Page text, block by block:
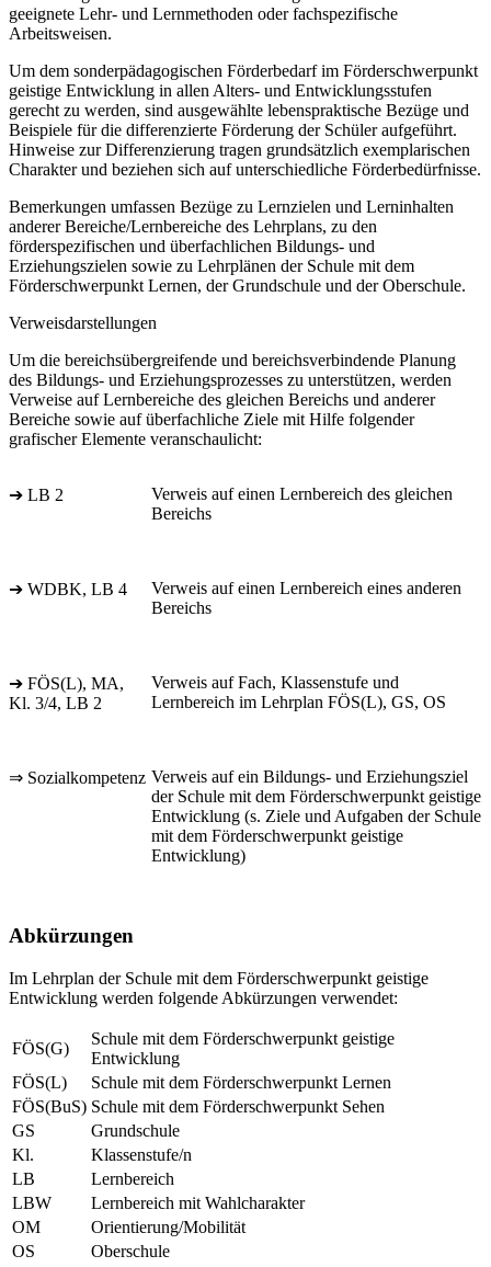
geeignete Lehr- und Lernmethoden oder fachspezifische
Arbeitsweisen.
Um dem sonderpädagogischen Förderbedarf im Förderschwerpunkt
geistige Entwicklung in allen Alters- und Entwicklungsstufen
gerecht zu werden, sind ausgewählte lebenspraktische Bezüge und
Beispiele für die differenzierte Förderung der Schüler aufgeführt.
Hinweise zur Differenzierung tragen grundsätzlich exemplarischen
Charakter und beziehen sich auf unterschiedliche Förderbedürfnisse.
Bemerkungen umfassen Bezüge zu Lernzielen und Lerninhalten
anderer Bereiche/Lernbereiche des Lehrplans, zu den
förderspezifischen und überfachlichen Bildungs- und
Erziehungszielen sowie zu Lehrplänen der Schule mit dem
Förderschwerpunkt Lernen, der Grundschule und der Oberschule.
Verweisdarstellungen
Um die bereichsübergreifende und bereichsverbindende Planung
des Bildungs- und Erziehungsprozesses zu unterstützen, werden
Verweise auf Lernbereiche des gleichen Bereichs und anderer
Bereiche sowie auf überfachliche Ziele mit Hilfe folgender
grafischer Elemente veranschaulicht:
➔ LB 2
Verweis auf einen Lernbereich des gleichen
Bereichs
➔ WDBK, LB 4
Verweis auf einen Lernbereich eines anderen
Bereichs
➔ FÖS(L), MA,
Kl. 3/4, LB 2
Verweis auf Fach, Klassenstufe und
Lernbereich im Lehrplan FÖS(L), GS, OS
⇒ Sozialkompetenz Verweis auf ein Bildungs- und Erziehungsziel
der Schule mit dem Förderschwerpunkt geistige
Entwicklung (s. Ziele und Aufgaben der Schule
mit dem Förderschwerpunkt geistige
Entwicklung)
Abkürzungen
Im Lehrplan der Schule mit dem Förderschwerpunkt geistige
Entwicklung werden folgende Abkürzungen verwendet:
FÖS(G)
Schule mit dem Förderschwerpunkt geistige
Entwicklung
FÖS(L)
Schule mit dem Förderschwerpunkt Lernen
FÖS(BuS) Schule mit dem Förderschwerpunkt Sehen
GS
Grundschule
Kl.
Klassenstufe/n
LB
Lernbereich
LBW
Lernbereich mit Wahlcharakter
OM
Orientierung/Mobilität
OS
Oberschule